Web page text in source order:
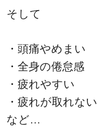
そして
・頭痛やめまい
・全身の倦怠感
・疲れやすい
・疲れが取れない
など…